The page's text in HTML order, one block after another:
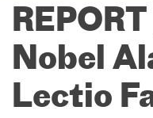
Test
Contatti
Mobilità
Nobel
Lectio